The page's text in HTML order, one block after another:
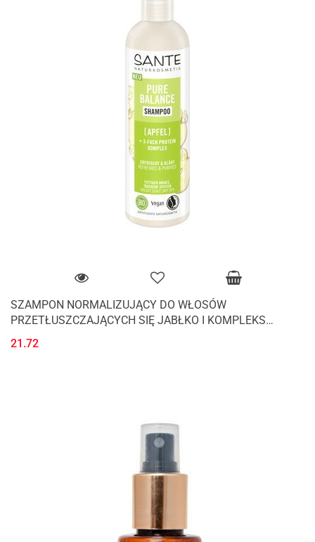
SZAMPON NORMALIZUJĄCY DO WŁOSÓW
PRZETŁUSZCZAJĄCYCH SIĘ JABŁKO I KOMPLEKS
21.72